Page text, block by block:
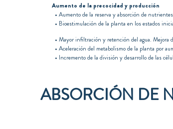
Aumento de la precocidad y producción
• Aumento de la reserva y absorción de
• Bioestimulación de la planta en los estados
• Mayor infiltración y retención del agua. Mejora
• Aceleración del metabolismo de la planta por
• Incremento de la división y desarrollo de las
ABSORCIÓN DE